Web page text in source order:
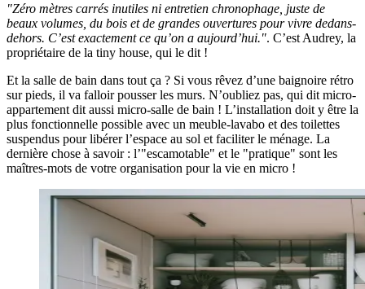
"Zéro mètres carrés inutiles ni entretien chronophage, juste de
beaux volumes, du bois et de grandes ouvertures pour vivre dedans-
dehors. C’est exactement ce qu’on a aujourd’hui.". C’est Audrey, la
propriétaire de la tiny house, qui le dit !
Et la salle de bain dans tout ça ? Si vous rêvez d’une baignoire rétro
sur pieds, il va falloir pousser les murs. N’oubliez pas, qui dit micro-
appartement dit aussi micro-salle de bain ! L’installation doit y être la
plus fonctionnelle possible avec un meuble-lavabo et des toilettes
suspendus pour libérer l’espace au sol et faciliter le ménage. La
dernière chose à savoir : l’"escamotable" et le "pratique" sont les
maîtres-mots de votre organisation pour la vie en micro !